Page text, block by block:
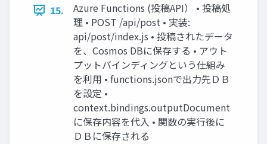
15.
Azure Functions (投稿API） • 投稿処
理 • POST /api/post • 実装:
api/post/index.js • 投稿されたデータ
を、Cosmos DBに保存する • アウト
プットバインディングという仕組み
を利用 • functions.jsonで出力先ＤＢ
を設定 •
context.bindings.outputDocument
に保存内容を代入 • 関数の実行後に
ＤＢに保存される